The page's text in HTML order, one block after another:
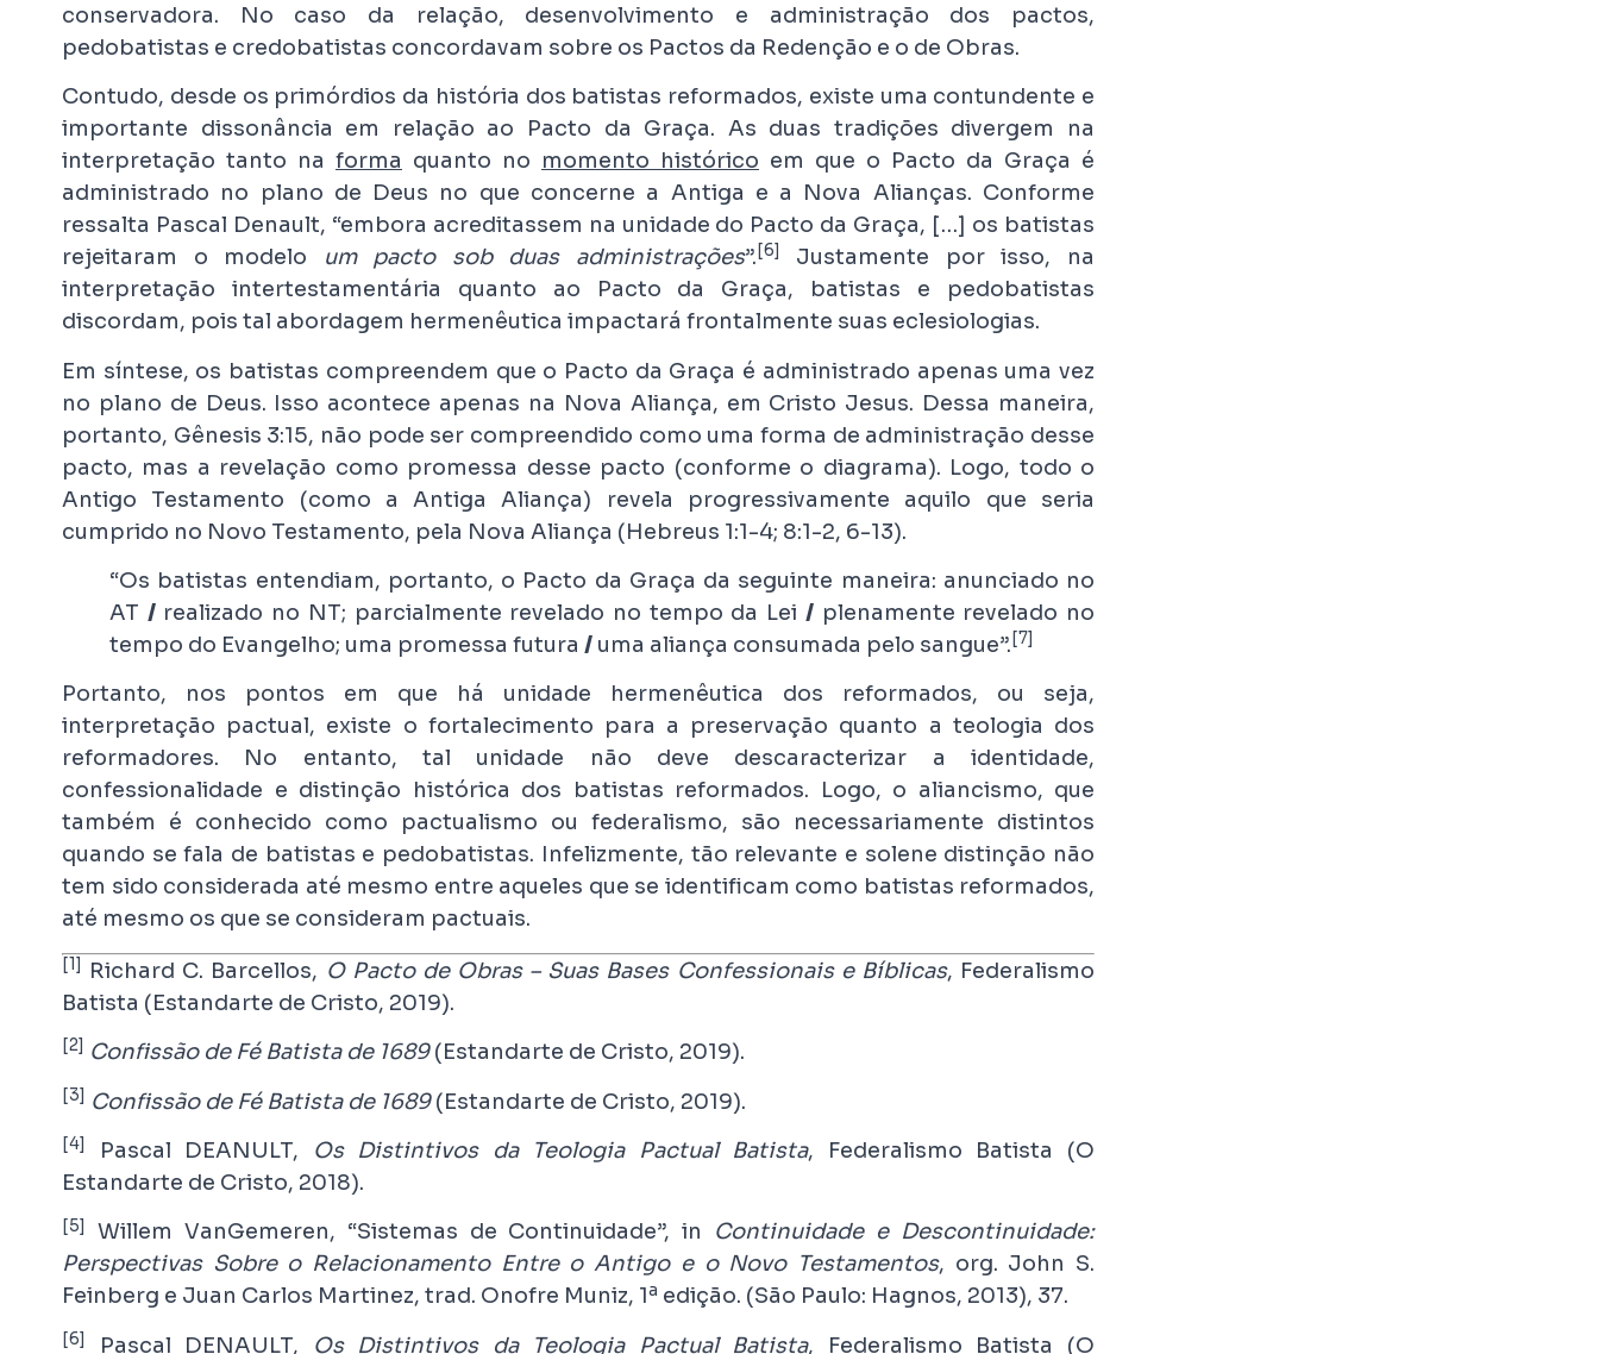
conservadora. No caso da relação, desenvolvimento e administração dos pactos,
pedobatistas e credobatistas concordavam sobre os Pactos da Redenção e o de Obras.
Contudo, desde os primórdios da história dos batistas reformados, existe uma contundente e
importante dissonância em relação ao Pacto da Graça. As duas tradições divergem na
interpretação tanto na forma quanto no momento histórico em que o Pacto da Graça é
administrado no plano de Deus no que concerne a Antiga e a Nova Alianças. Conforme
ressalta Pascal Denault, “embora acreditassem na unidade do Pacto da Graça, […] os batistas
rejeitaram o modelo
um pacto sob duas administrações”. [6]
Justamente por isso, na
interpretação intertestamentária quanto ao Pacto da Graça, batistas e pedobatistas
discordam, pois tal abordagem hermenêutica impactará frontalmente suas eclesiologias.
Em síntese, os batistas compreendem que o Pacto da Graça é administrado apenas uma vez
no plano de Deus. Isso acontece apenas na Nova Aliança, em Cristo Jesus. Dessa maneira,
portanto, Gênesis 3:15, não pode ser compreendido como uma forma de administração desse
pacto, mas a revelação como promessa desse pacto (conforme o diagrama). Logo, todo o
Antigo Testamento (como a Antiga Aliança) revela progressivamente aquilo que seria
cumprido no Novo Testamento, pela Nova Aliança (Hebreus 1:1-4; 8:1-2, 6-13).
“Os batistas entendiam, portanto, o Pacto da Graça da seguinte maneira: anunciado no
AT /realizado no NT; parcialmente revelado no tempo da Lei /plenamente revelado no
tempo do Evangelho; uma promessa futura / uma aliança consumada pelo sangue”. [7]
Portanto, nos pontos em que há unidade hermenêutica dos reformados, ou seja,
interpretação pactual, existe o fortalecimento para a preservação quanto a teologia dos
reformadores. No entanto, tal unidade não deve descaracterizar a identidade,
confessionalidade e distinção histórica dos batistas reformados. Logo, o aliancismo, que
também é conhecido como pactualismo ou federalismo, são necessariamente distintos
quando se fala de batistas e pedobatistas. Infelizmente, tão relevante e solene distinção não
tem sido considerada até mesmo entre aqueles que se identificam como batistas reformados,
até mesmo os que se consideram pactuais.
[1] Richard C. Barcellos, O Pacto de Obras – Suas Bases Confessionais e Bíblicas, Federalismo
Batista (Estandarte de Cristo, 2019).
[2] Confissão de Fé Batista de 1689(Estandarte de Cristo, 2019).
[3] Confissão de Fé Batista de 1689(Estandarte de Cristo, 2019).
[4] Pascal DEANULT, Os Distintivos da Teologia Pactual Batista, Federalismo Batista (O
Estandarte de Cristo, 2018).
[5] Willem VanGemeren, “Sistemas de Continuidade”, in Continuidade e Descontinuidade:
Perspectivas Sobre o Relacionamento Entre o Antigo e o Novo Testamentos, org. John S.
Feinberg e Juan Carlos Martinez, trad. Onofre Muniz, 1a edição. (São Paulo: Hagnos, 2013), 37.
[6] Pascal DENAULT, Os Distintivos da Teologia Pactual Batista, Federalismo Batista (O